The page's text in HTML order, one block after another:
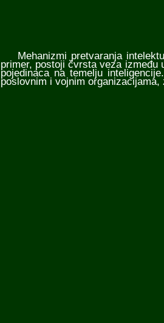
Mehanizmi pretvaranja
primer, postoji čvrsta veza između
pojedinaca na temelju
poslovnim i vojnim